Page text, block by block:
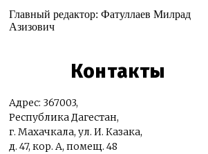
Главный редактор: Фатуллаев Милрад
Азизович
Контакты
Адрес: 367003,
Республика Дагестан,
г. Махачкала, ул. И. Казака,
д. 47, кор. А, помещ. 48